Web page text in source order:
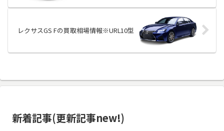
レクサスGS Fの買取相場情報※URL10型
新着記事(更新記事new!)